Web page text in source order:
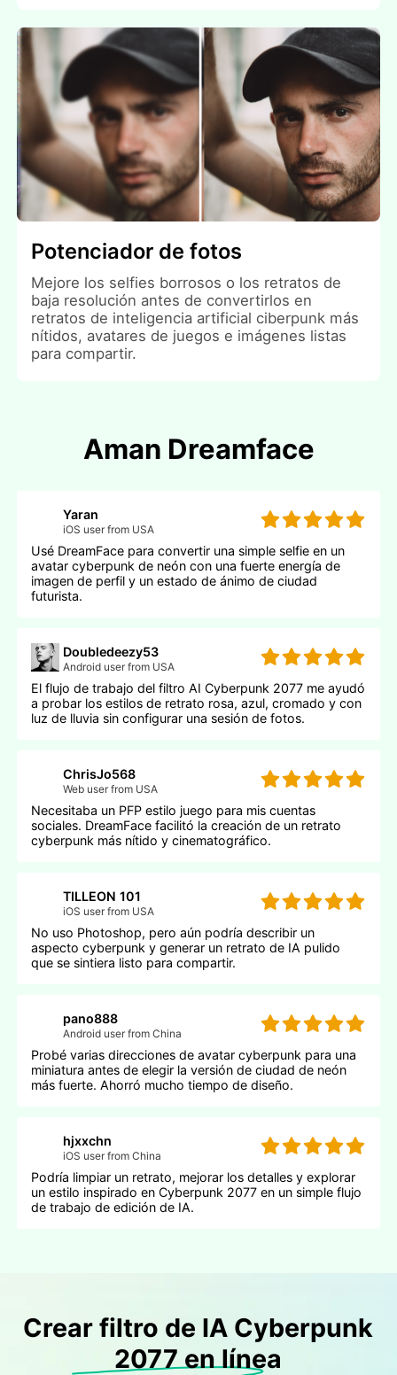
Potenciador de fotos
Mejore los selfies borrosos o los retratos de
baja resolución antes de convertirlos en
retratos de inteligencia artificial ciberpunk más
nítidos, avatares de juegos e imágenes listas
para compartir.
Aman Dreamface
Yaran
iOS user from USA
Usé DreamFace para convertir una simple selfie en un
avatar cyberpunk de neón con una fuerte energía de
imagen de perfil y un estado de ánimo de ciudad
futurista.
Doubledeezy53
Android user from USA
El flujo de trabajo del filtro AI Cyberpunk 2077 me ayudó
a probar los estilos de retrato rosa, azul, cromado y con
luz de lluvia sin configurar una sesión de fotos.
ChrisJo568
Web user from USA
Necesitaba un PFP estilo juego para mis cuentas
sociales. DreamFace facilitó la creación de un retrato
cyberpunk más nítido y cinematográfico.
TILLEON 101
iOS user from USA
No uso Photoshop, pero aún podría describir un
aspecto cyberpunk y generar un retrato de IA pulido
que se sintiera listo para compartir.
pano888
Android user from China
Probé varias direcciones de avatar cyberpunk para una
miniatura antes de elegir la versión de ciudad de neón
más fuerte. Ahorró mucho tiempo de diseño.
hjxxchn
iOS user from China
Podría limpiar un retrato, mejorar los detalles y explorar
un estilo inspirado en Cyberpunk 2077 en un simple flujo
de trabajo de edición de IA.
Crear filtro de IA Cyberpunk
2077 en línea